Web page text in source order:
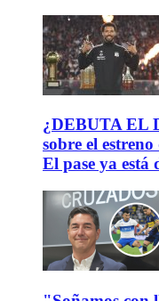
¿DEBUTA EL
sobre el
El pase ya está